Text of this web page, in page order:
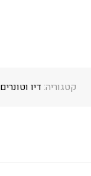
קטגוריה: דיו וטונרים